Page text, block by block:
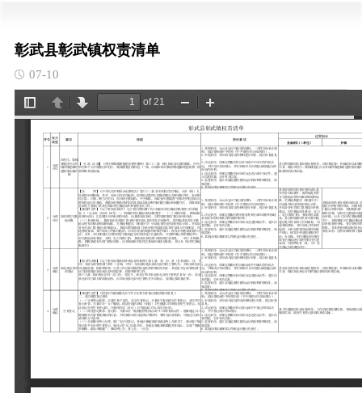
彰武县彰武镇权责清单
07-10